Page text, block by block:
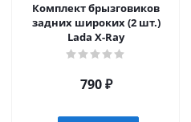
Комплект брызговиков
задних широких (2 шт.)
Lada X-Ray
790₽